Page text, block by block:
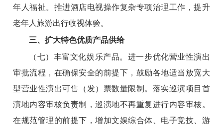
年人福祉。推进酒店电视操作复杂专项治理工作，提升
老年人旅游出行收视体验。
三、扩大特色优质产品供给
（七）丰富文化娱乐产品。 进一步优化营业性演出
审批流程，在确保安全的前提下，鼓励各地适当放宽大
型营业性演出可售（发）票数量限制。落实巡演项目首
演地内容审核负责制，巡演地不再重复进行内容审核。
在规范管理的前提下，增加文娱综合体、电子竞技、游